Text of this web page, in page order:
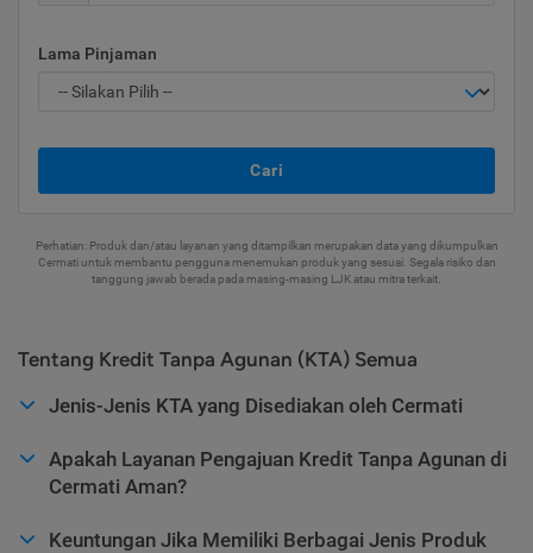
Lama Pinjaman
Cari
Perhatian: Produk dan/atau layanan yang ditampilkan merupakan data yang dikumpulkan
Cermati untuk membantu pengguna menemukan produk yang sesuai. Segala risiko dan
tanggung jawab berada pada masing-masing LJK atau mitra terkait.
Tentang Kredit Tanpa Agunan (KTA) Semua
Jenis-Jenis KTA yang Disediakan oleh Cermati
Apakah Layanan Pengajuan Kredit Tanpa Agunan di
Cermati Aman?
Keuntungan Jika Memiliki Berbagai Jenis Produk